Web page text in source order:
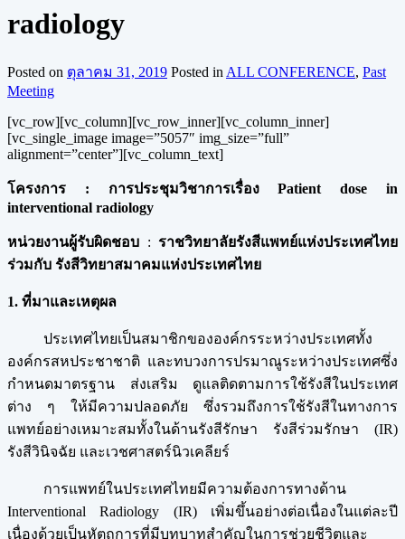
radiology
Posted on ตุลาคม 31, 2019 Posted in ALL CONFERENCE, Past
Meeting
[vc_row][vc_column][vc_row_inner][vc_column_inner]
[vc_single_image image=”5057″ img_size=”full”
alignment=”center”][vc_column_text]
โครงการ : การประชุมวิชาการเรื่องPatient dose in
interventional radiology
หน่วยงานผู้รับผิดชอบ : ราชวิทยาลัยรังสีแพทย์แห่งประเทศไทย
ร่วมกับ รังสีวิทยาสมาคมแห่งประเทศไทย
1. ที่มาและเหตุผล
ประเทศไทยเป็นสมาชิกขององค์กรระหว่างประเทศทั้ง
องค์กรสหประชาชาติ และทบวงการปรมาณูระหว่างประเทศซึ่ง
กำหนดมาตรฐาน ส่งเสริม ดูแลติดตามการใช้รังสีในประเทศ
ต่าง ๆ ให้มีความปลอดภัย ซึ่งรวมถึงการใช้รังสีในทางการ
แพทย์อย่างเหมาะสมทั้งในด้านรังสีรักษา รังสีร่วมรักษา (IR)
รังสีวินิจฉัย และเวชศาสตร์นิวเคลียร์
การแพทย์ในประเทศไทยมีความต้องการทางด้าน
Interventional Radiology (IR) เพิ่มขึ้นอย่างต่อเนื่องในแต่ละปี
เนื่องด้วยเป็นหัตถการที่มีบทบาทสำคัญในการช่วยชีวิตและ